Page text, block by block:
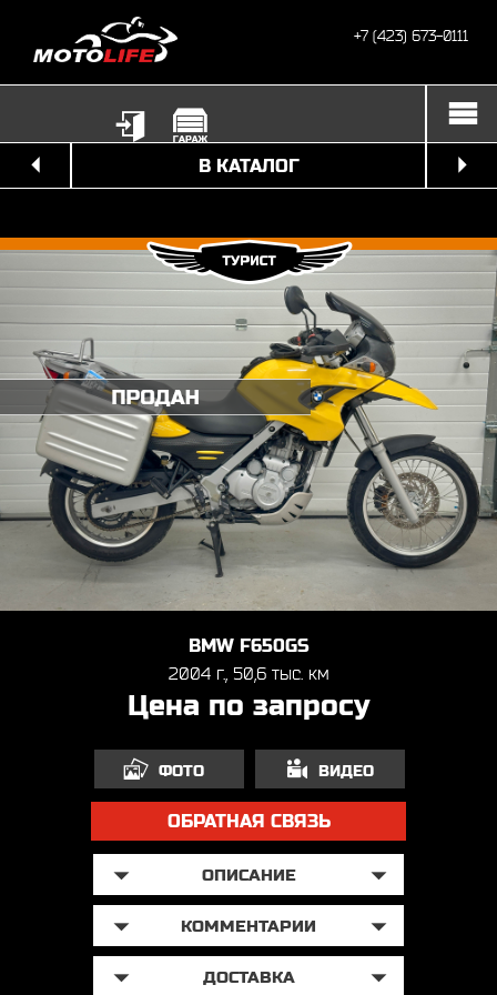
+7 (423) 673-0111
В КАТАЛОГ
BMW F650GS
2004 г., 50,6 тыс. км
Цена по запросу
ФОТО ВИДЕО
ОБРАТНАЯ СВЯЗЬ
ОПИСАНИЕ
КОММЕНТАРИИ
ДОСТАВКА